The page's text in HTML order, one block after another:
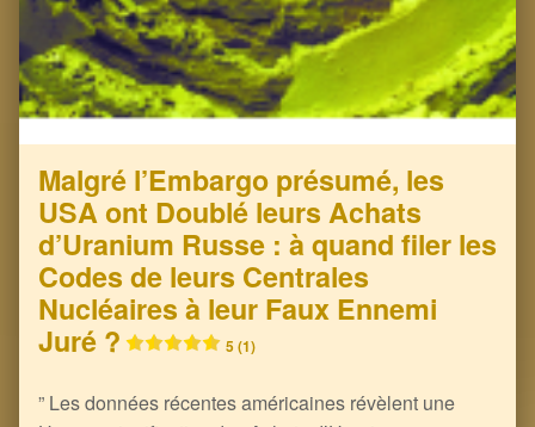
Malgré l’Embargo présumé, les
USA ont Doublé leurs Achats
d’Uranium Russe : à quand filer les
Codes de leurs Centrales
Nucléaires à leur Faux Ennemi
Juré ?
5 (1)
” Les données récentes américaines révèlent une